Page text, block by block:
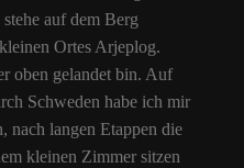
auf dem Berg
Ortes Arjeplog.
oben gelandet bin. Auf
Schweden habe ich mir
nach langen Etappen die
kleinen Zimmer sitzen